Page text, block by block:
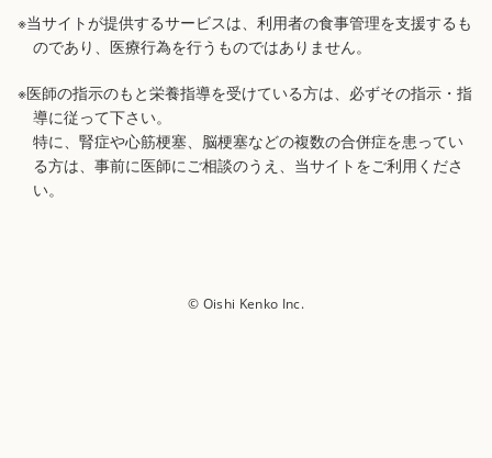
※当サイトが提供するサービスは、利用者の食事管理を支援するも
のであり、医療行為を行うものではありません。
※医師の指示のもと栄養指導を受けている方は、必ずその指示・指
導に従って下さい。
特に、腎症や心筋梗塞、脳梗塞などの複数の合併症を患ってい
る方は、事前に医師にご相談のうえ、当サイトをご利用くださ
い。
© Oishi Kenko Inc.